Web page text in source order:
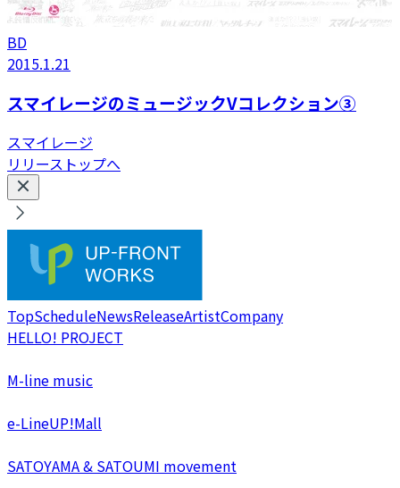
BD
2015.1.21
スマイレージのミュージックVコレクション③
スマイレージ
リリーストップへ
TopScheduleNewsReleaseArtistCompany
HELLO! PROJECT
M-line music
e-LineUP!Mall
SATOYAMA & SATOUMI movement